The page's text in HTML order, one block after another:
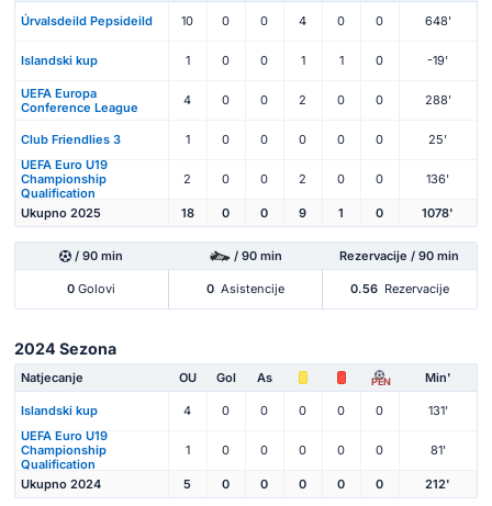
Úrvalsdeild Pepsideild 10 0 0 4 0 0 648'
Islandski kup 1 0 0 1 1 0 -19'
UEFA Europa
Conference League
4 0 0 2 0 0 288'
Club Friendlies 3 1 0 0 0 0 0
25'
UEFA Euro U19
Championship
Qualification
2 0 0 2 0 0 136'
Ukupno 2025 18 0 0 9 1 0 1078'
/ 90 min / 90 min Rezervacije / 90 min
0 Golovi 0 Asistencije 0.56 Rezervacije
2024 Sezona
Natjecanje OU Gol As PEN Min'
Islandski kup 4 0 0 0 0 0
131'
UEFA Euro U19
Championship
Qualification
1 0 0 0 0 0 81'
Ukupno 2024 5 0 0 0 0 0 212'